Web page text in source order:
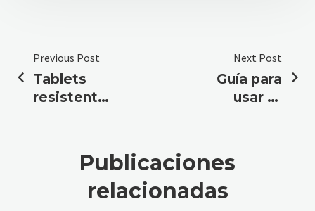
Previous Post
Tablets
resistentes
Next Post
Guía para
usar tu
Publicaciones
relacionadas